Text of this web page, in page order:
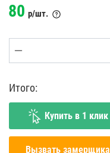
80 р/шт.
Итого:
Купить в 1 клик
Вызвать замерщика